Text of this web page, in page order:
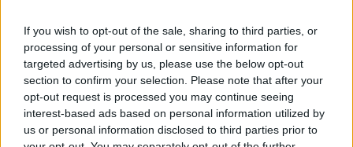
If you wish to opt-out of the sale, sharing to third parties, or
processing of your personal or sensitive information for
targeted advertising by us, please use the below opt-out
section to confirm your selection. Please note that after your
opt-out request is processed you may continue seeing
interest-based ads based on personal information utilized by
us or personal information disclosed to third parties prior to
L'AUKUS e il Quad
Biden, primo presidente USA non in guerra
Papa Bergoglio vedrà Viktor Orbán
Bennet, un giorno in attesa di Biden
Il ritorno dei talebani
​La lenta agonia del Libano
Sudafrica, è allarme alimentare